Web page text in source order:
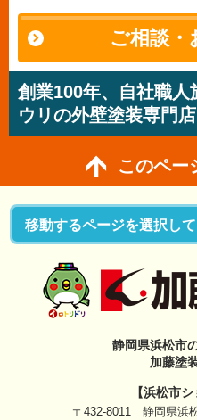
ご相談・
創業100年、自社職
ウリの外壁塗装専門
このペー
静岡県浜松市
加藤塗
【浜松市
〒432-8011 静岡県浜